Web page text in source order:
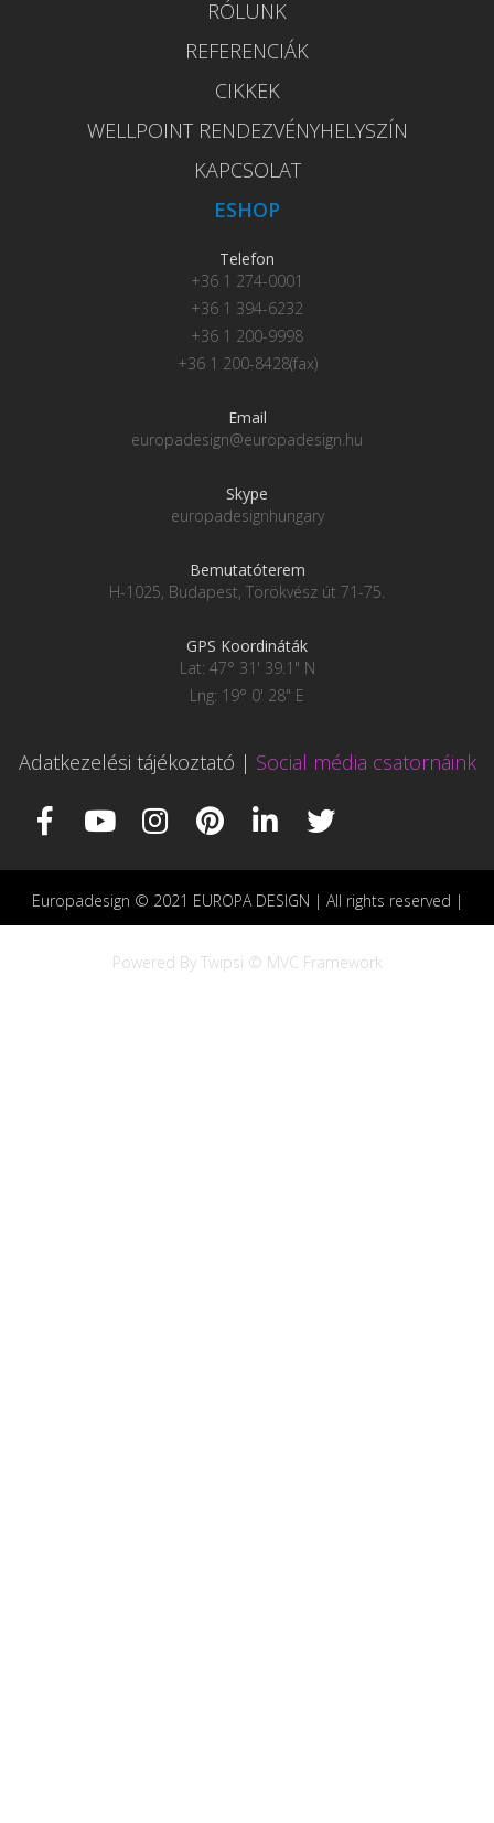
RÓLUNK
REFERENCIÁK
CIKKEK
WELLPOINT RENDEZVÉNYHELYSZÍN
KAPCSOLAT
ESHOP
Telefon
+36 1 274-0001
+36 1 394-6232
+36 1 200-9998
+36 1 200-8428(fax)
Email
europadesign@europadesign.hu
Skype
europadesignhungary
Bemutatóterem
H-1025, Budapest, Törökvész út 71-75.
GPS Koordináták
Lat: 47° 31' 39.1" N
Lng: 19° 0' 28" E
Adatkezelési tájékoztató | Social média csatornáink
Europadesign © 2021 EUROPA DESIGN | All rights reserved |
Powered By Twipsi © MVC Framework